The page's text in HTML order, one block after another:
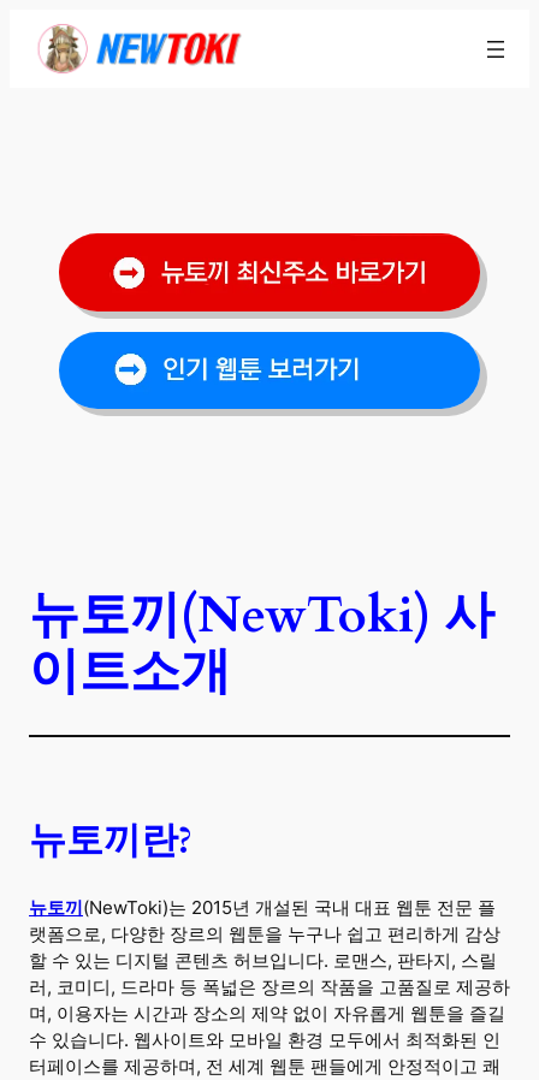
뉴토끼(NewToki) 사
이트소개
뉴토끼란?
뉴토끼(NewToki)는 2015년 개설된 국내 대표 웹툰 전문 플
랫폼으로, 다양한 장르의 웹툰을 누구나 쉽고 편리하게 감상
할 수 있는 디지털 콘텐츠 허브입니다. 로맨스, 판타지, 스릴
러, 코미디, 드라마 등 폭넓은 장르의 작품을 고품질로 제공하
며, 이용자는 시간과 장소의 제약 없이 자유롭게 웹툰을 즐길
수 있습니다. 웹사이트와 모바일 환경 모두에서 최적화된 인
터페이스를 제공하며, 전 세계 웹툰 팬들에게 안정적이고 쾌